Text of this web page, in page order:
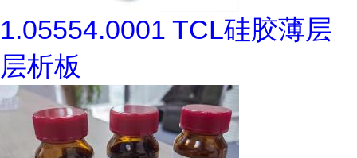
1.05554.0001 TCL硅胶薄层
层析板